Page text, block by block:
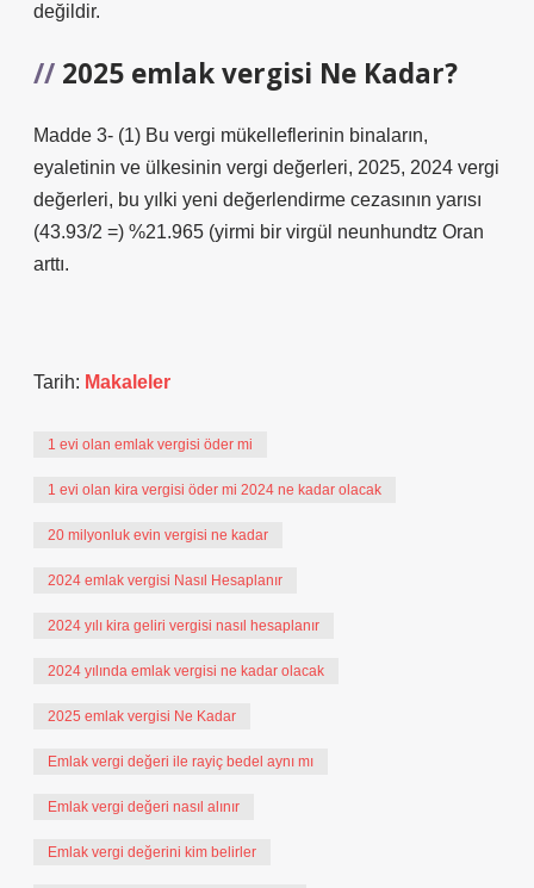
değildir.
2025 emlak vergisi Ne Kadar?
Madde 3- (1) Bu vergi mükelleflerinin binaların,
eyaletinin ve ülkesinin vergi değerleri, 2025, 2024 vergi
değerleri, bu yılki yeni değerlendirme cezasının yarısı
(43.93/2 =) %21.965 (yirmi bir virgül neunhundtz Oran
arttı.
Tarih: Makaleler
1 evi olan emlak vergisi öder mi
1 evi olan kira vergisi öder mi 2024 ne kadar olacak
20 milyonluk evin vergisi ne kadar
2024 emlak vergisi Nasıl Hesaplanır
2024 yılı kira geliri vergisi nasıl hesaplanır
2024 yılında emlak vergisi ne kadar olacak
2025 emlak vergisi Ne Kadar
Emlak vergi değeri ile rayiç bedel aynı mı
Emlak vergi değeri nasıl alınır
Emlak vergi değerini kim belirler